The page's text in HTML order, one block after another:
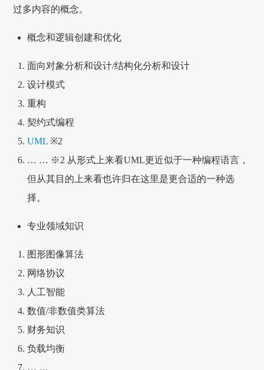
过多内容的概念。
概念和逻辑创建和优化
面向对象分析和设计/结构化分析和设计
设计模式
重构
契约式编程
UML ※2
… … ※2 从形式上来看UML更近似于一种编程语言，
但从其目的上来看也许归在这里是更合适的一种选
择。
专业领域知识
图形图像算法
网络协议
人工智能
数值/非数值类算法
财务知识
负载均衡
… …